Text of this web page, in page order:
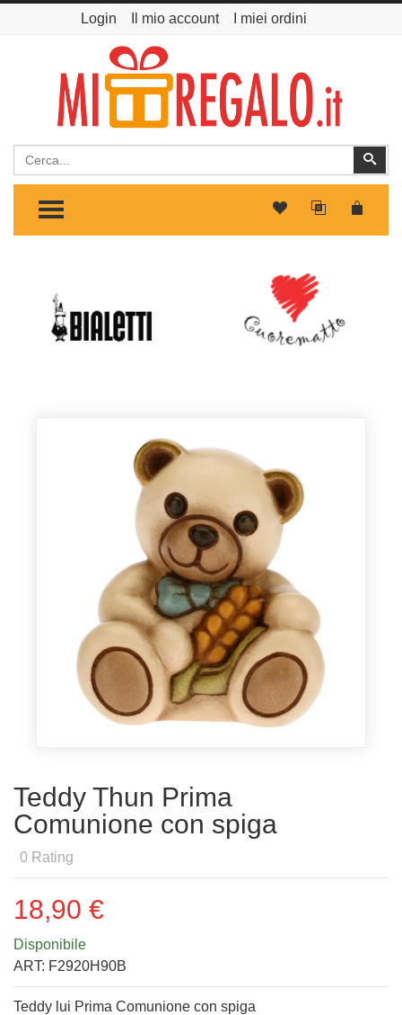
Login Il mio account I miei ordini
Cerca
TOGGLE MENU
Teddy Thun Prima
Comunione con spiga
0 Rating
18,90 €
Disponibile
ART: F2920H90B
Teddy lui Prima Comunione con spiga